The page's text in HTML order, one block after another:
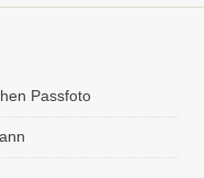
Passfoto